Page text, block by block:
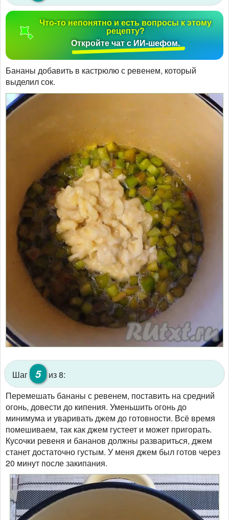
Что-то непонятно и есть вопросы к этому
рецепту?
Откройте чат с ИИ-шефом.
Бананы добавить в кастрюлю с ревенем, который
выделил сок.
Шаг 5 из 8:
Перемешать бананы с ревенем, поставить на средний
огонь, довести до кипения. Уменьшить огонь до
минимума и уваривать джем до готовности. Всё время
помешиваем, так как джем густеет и может пригорать.
Кусочки ревеня и бананов должны развариться, джем
станет достаточно густым. У меня джем был готов через
20 минут после закипания.